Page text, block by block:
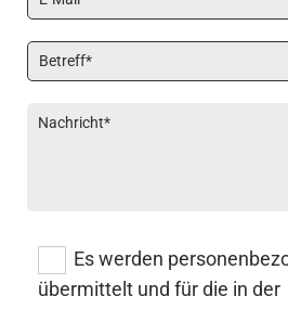
Es werden
übermittelt und für die in der